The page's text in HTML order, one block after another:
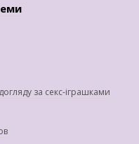
за секс-іграшками